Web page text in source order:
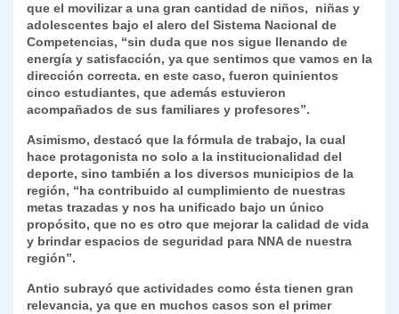
que el movilizar a una gran cantidad de niños, niñas y
adolescentes bajo el alero del Sistema Nacional de
Competencias, “sin duda que nos sigue llenando de
energía y satisfacción, ya que sentimos que vamos en la
dirección correcta. en este caso, fueron quinientos
cinco estudiantes, que además estuvieron
acompañados de sus familiares y profesores”.
Asimismo, destacó que la fórmula de trabajo, la cual
hace protagonista no solo a la institucionalidad del
deporte, sino también a los diversos municipios de la
región, “ha contribuido al cumplimiento de nuestras
metas trazadas y nos ha unificado bajo un único
propósito, que no es otro que mejorar la calidad de vida
y brindar espacios de seguridad para NNA de nuestra
región”.
Antio subrayó que actividades como ésta tienen gran
relevancia, ya que en muchos casos son el primer